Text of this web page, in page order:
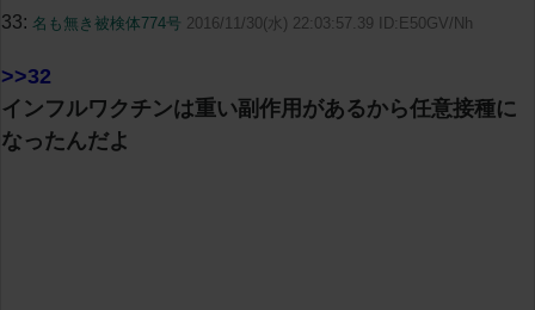
33: 名も無き被検体774号 2016/11/30(水) 22:03:57.39 ID:E50GV/Nh
>>32
インフルワクチンは重い副作用があるから任意接種に
なったんだよ